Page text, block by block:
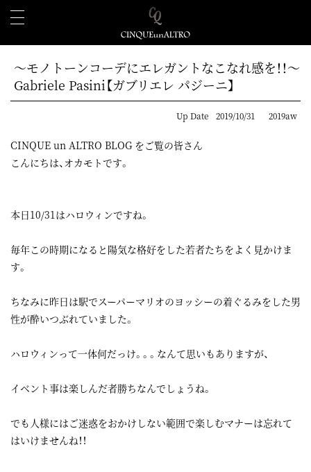
～モノトーンコーデにエレガントなこなれ感を！！～
Gabriele Pasini【ガブリエレ パジーニ】
Up Date 2019/10/31 2019aw
CINQUE un ALTRO BLOG をご覧の皆さん
こんにちは、オカモトです。
本日10/31はハロウィンですね。
毎年この時期になると陽気な格好をした若者たちをよく見かけま
す。
ちなみに昨日は駅でスーパーマリオのヨッシーの着ぐるみをした男
性が酔いつぶれていました。
ハロウィンって一体何だっけ。。。なんて思いもありますが、
イベント事は楽しんだ者勝ちなんでしょうね。
でも人様にはご迷惑をおかけしない範囲で楽しむマナーは忘れて
はいけませんね！！